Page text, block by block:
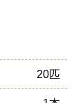
20匹